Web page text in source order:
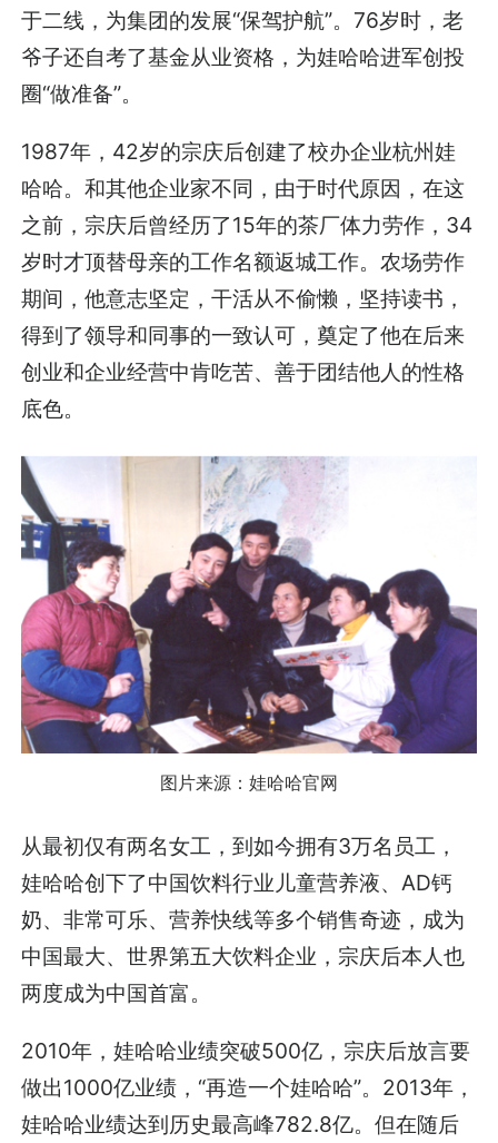
于二线，为集团的发展“保驾护航”。76岁时，老
爷子还自考了基金从业资格，为娃哈哈进军创投
圈“做准备”。
1987年，42岁的宗庆后创建了校办企业杭州娃
哈哈。和其他企业家不同，由于时代原因，在这
之前，宗庆后曾经历了15年的茶厂体力劳作，34
岁时才顶替母亲的工作名额返城工作。农场劳作
期间，他意志坚定，干活从不偷懒，坚持读书，
得到了领导和同事的一致认可，奠定了他在后来
创业和企业经营中肯吃苦、善于团结他人的性格
底色。
图片来源：娃哈哈官网
从最初仅有两名女工，到如今拥有3万名员工，
娃哈哈创下了中国饮料行业儿童营养液、AD钙
奶、非常可乐、营养快线等多个销售奇迹，成为
中国最大、世界第五大饮料企业，宗庆后本人也
两度成为中国首富。
2010年，娃哈哈业绩突破500亿，宗庆后放言要
做出1000亿业绩，“再造一个娃哈哈”。2013年，
娃哈哈业绩达到历史最高峰782.8亿。但在随后